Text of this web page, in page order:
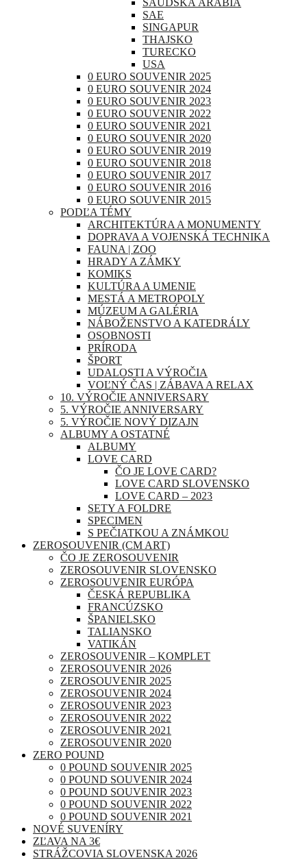
SAUDSKÁ ARÁBIA
SAE
SINGAPUR
THAJSKO
TURECKO
USA
0 EURO SOUVENIR 2025
0 EURO SOUVENIR 2024
0 EURO SOUVENIR 2023
0 EURO SOUVENIR 2022
0 EURO SOUVENIR 2021
0 EURO SOUVENIR 2020
0 EURO SOUVENIR 2019
0 EURO SOUVENIR 2018
0 EURO SOUVENIR 2017
0 EURO SOUVENIR 2016
0 EURO SOUVENIR 2015
PODĽA TÉMY
ARCHITEKTÚRA A MONUMENTY
DOPRAVA A VOJENSKÁ TECHNIKA
FAUNA | ZOO
HRADY A ZÁMKY
KOMIKS
KULTÚRA A UMENIE
MESTÁ A METROPOLY
MÚZEUM A GALÉRIA
NÁBOŽENSTVO A KATEDRÁLY
OSOBNOSTI
PRÍRODA
ŠPORT
UDALOSTI A VÝROČIA
VOĽNÝ ČAS | ZÁBAVA A RELAX
10. VÝROČIE ANNIVERSARY
5. VÝROČIE ANNIVERSARY
5. VÝROČIE NOVÝ DIZAJN
ALBUMY A OSTATNÉ
ALBUMY
LOVE CARD
ČO JE LOVE CARD?
LOVE CARD SLOVENSKO
LOVE CARD – 2023
SETY A FOLDRE
SPECIMEN
S PEČIATKOU A ZNÁMKOU
ZEROSOUVENIR (CM ART)
ČO JE ZEROSOUVENIR
ZEROSOUVENIR SLOVENSKO
ZEROSOUVENIR EURÓPA
ČESKÁ REPUBLIKA
FRANCÚZSKO
ŠPANIELSKO
TALIANSKO
VATIKÁN
ZEROSOUVENIR – KOMPLET
ZEROSOUVENIR 2026
ZEROSOUVENIR 2025
ZEROSOUVENIR 2024
ZEROSOUVENIR 2023
ZEROSOUVENIR 2022
ZEROSOUVENIR 2021
ZEROSOUVENIR 2020
ZERO POUND
0 POUND SOUVENIR 2025
0 POUND SOUVENIR 2024
0 POUND SOUVENIR 2023
0 POUND SOUVENIR 2022
0 POUND SOUVENIR 2021
NOVÉ SUVENÍRY
ZĽAVA NA 3€
STRÁŽCOVIA SLOVENSKA 2026